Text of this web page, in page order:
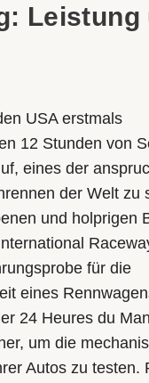
Leistung
USA erstmals
12 Stunden von
eines der
der Welt zu
und holprigen
für die
eines
24 Heures du
um die
Autos zu testen.